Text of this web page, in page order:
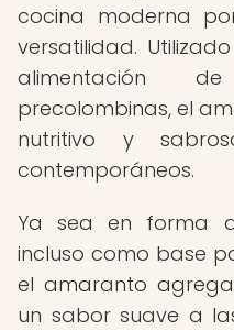
cocina moderna
versatilidad.
alimentación
precolombinas, el
nutritivo y
contemporáneos.
Ya sea en forma
incluso como base
el amaranto
un sabor suave a